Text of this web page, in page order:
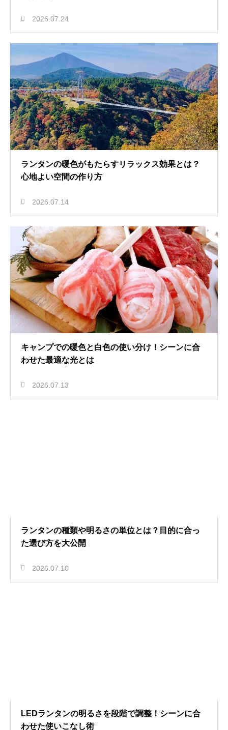
2026.07.24
ランタンの暖色がもたらすリラックス効果とは？
心地よい空間の作り方
2026.07.14
キャンプでの暖色と白色の使い分け！シーンに合
わせた最適な光とは
2026.07.13
ランタンの種類や明るさの単位とは？目的に合っ
た選び方を大公開
2026.07.10
LEDランタンの明るさを段階で調整！シーンに合
わせた使いこなし術